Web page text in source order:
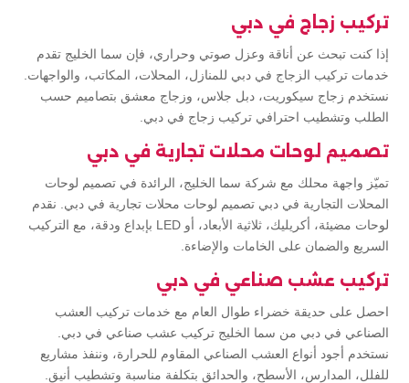
تركيب زجاج في دبي
إذا كنت تبحث عن أناقة وعزل صوتي وحراري، فإن سما الخليج تقدم
خدمات تركيب الزجاج في دبي للمنازل، المحلات، المكاتب، والواجهات.
نستخدم زجاج سيكوريت، دبل جلاس، وزجاج معشق بتصاميم حسب
الطلب وتشطيب احترافي تركيب زجاج في دبي.
تصميم لوحات محلات تجارية في دبي
تميّز واجهة محلك مع شركة سما الخليج، الرائدة في تصميم لوحات
المحلات التجارية في دبي تصميم لوحات محلات تجارية في دبي. نقدم
لوحات مضيئة، أكريليك، ثلاثية الأبعاد، أو LED بإبداع ودقة، مع التركيب
السريع والضمان على الخامات والإضاءة.
تركيب عشب صناعي في دبي
احصل على حديقة خضراء طوال العام مع خدمات تركيب العشب
الصناعي في دبي من سما الخليج تركيب عشب صناعي في دبي.
نستخدم أجود أنواع العشب الصناعي المقاوم للحرارة، وننفذ مشاريع
للفلل، المدارس، الأسطح، والحدائق بتكلفة مناسبة وتشطيب أنيق.